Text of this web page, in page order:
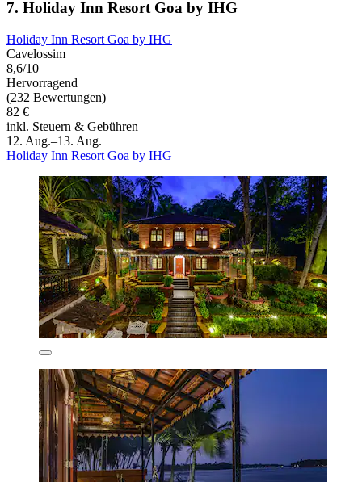
7. Holiday Inn Resort Goa by IHG
Holiday Inn Resort Goa by IHG
Cavelossim
8,6/10
Hervorragend
(232 Bewertungen)
82 €
inkl. Steuern & Gebühren
12. Aug.–13. Aug.
Holiday Inn Resort Goa by IHG